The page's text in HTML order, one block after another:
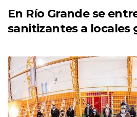
En Río Grande se
sanitizantes a locales